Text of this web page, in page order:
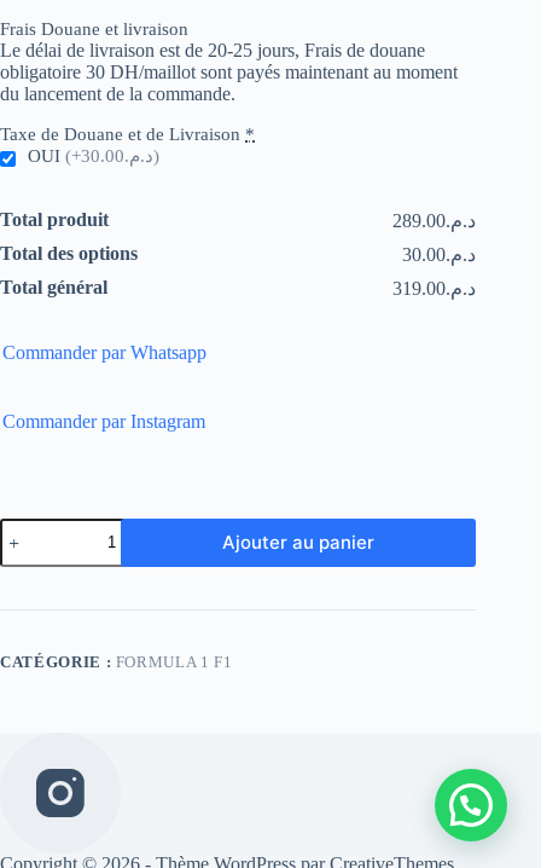
Frais Douane et livraison
Le délai de livraison est de 20-25 jours, Frais de douane
obligatoire 30 DH/maillot sont payés maintenant au moment
du lancement de la commande.
Taxe de Douane et de Livraison *
OUI
(+د.م.30.00)
Total produit
د.م.289.00
Total des options
د.م.30.00
Total général
د.م.319.00
Commander par Whatsapp
Commander par Instagram
quantité
de
Aston
shirt
Ajouter au panier
CATÉGORIE : FORMULA 1 F1
Copyright © 2026 - Thème WordPress parCreativeThemes